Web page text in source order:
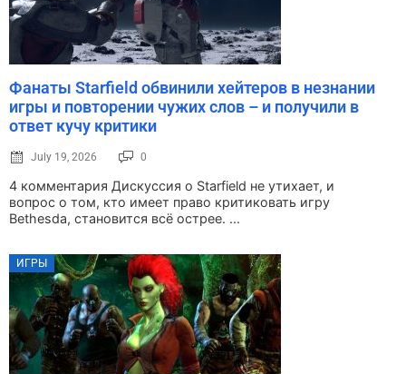
Фанаты Starfield обвинили хейтеров в незнании
игры и повторении чужих слов – и получили в
ответ кучу критики
July 19, 2026 0
4 комментария Дискуссия о Starfield не утихает, и
вопрос о том, кто имеет право критиковать игру
Bethesda, становится всё острее. ...
ИГРЫ